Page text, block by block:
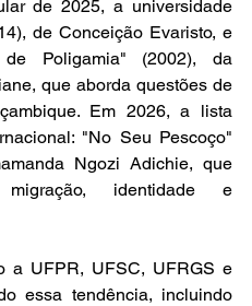
de 2025, a universidade
de Conceição Evaristo, e
Poligamia" (2002), da
que aborda questões de
Em 2026, a lista
"No Seu Pescoço"
Ngozi Adichie, que
identidade e
a UFPR, UFSC, UFRGS e
essa tendência, incluindo